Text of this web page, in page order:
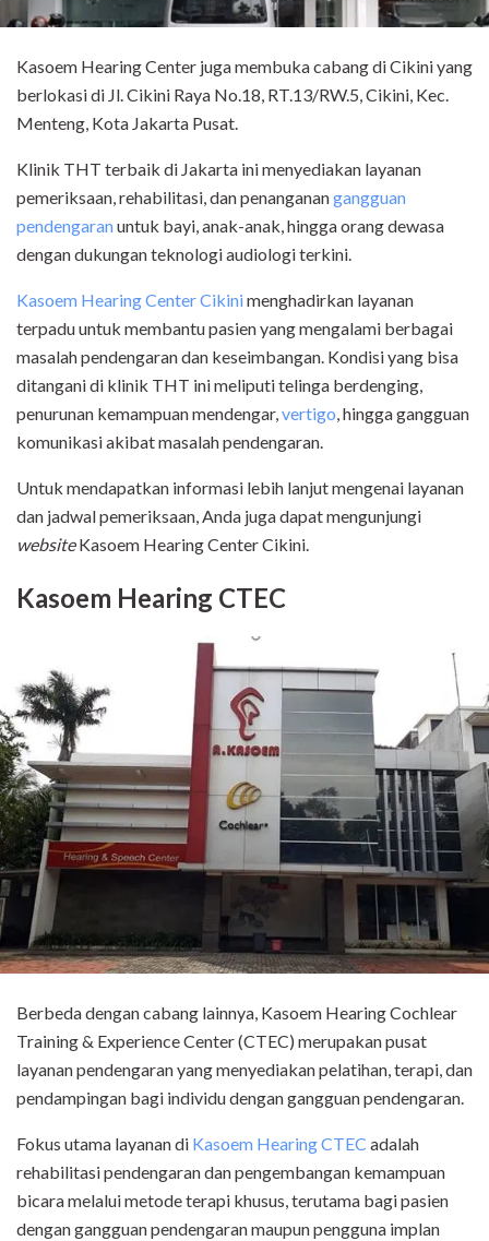
Kasoem Hearing Center juga membuka cabang di Cikini yang
berlokasi di Jl. Cikini Raya No.18, RT.13/RW.5, Cikini, Kec.
Menteng, Kota Jakarta Pusat.
Klinik THT terbaik di Jakarta ini menyediakan layanan
pemeriksaan, rehabilitasi, dan penanganangangguan
pendengaranuntuk bayi, anak-anak, hingga orang dewasa
dengan dukungan teknologi audiologi terkini.
Kasoem Hearing Center Cikinimenghadirkan layanan
terpadu untuk membantu pasien yang mengalami berbagai
masalah pendengaran dan keseimbangan. Kondisi yang bisa
ditangani di klinik THT ini meliputi telinga berdenging,
penurunan kemampuan mendengar,vertigo, hingga gangguan
komunikasi akibat masalah pendengaran.
Untuk mendapatkan informasi lebih lanjut mengenai layanan
dan jadwal pemeriksaan, Anda juga dapat mengunjungi
websiteKasoem Hearing Center Cikini.
Kasoem Hearing CTEC
Berbeda dengan cabang lainnya, Kasoem Hearing Cochlear
Training & Experience Center (CTEC) merupakan pusat
layanan pendengaran yang menyediakan pelatihan, terapi, dan
pendampingan bagi individu dengan gangguan pendengaran.
Fokus utama layanan di Kasoem Hearing CTEC adalah
rehabilitasi pendengaran dan pengembangan kemampuan
bicara melalui metode terapi khusus, terutama bagi pasien
dengan gangguan pendengaran maupun pengguna implan